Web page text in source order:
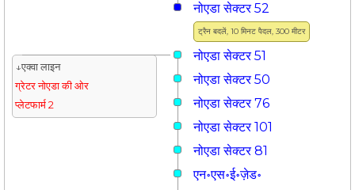
ट्रैन बदलें, 10 मिनट पैदल, 300 मीटर
नोएडा सेक्टर 52
नोएडा सेक्टर 51
↓एक्वा लाइन
ग्रेटर नोएडा की ओर
प्लेटफार्म 2
नोएडा सेक्टर 50
नोएडा सेक्टर 76
नोएडा सेक्टर 101
नोएडा सेक्टर 81
एन॰एस॰ई॰ज़ेड॰